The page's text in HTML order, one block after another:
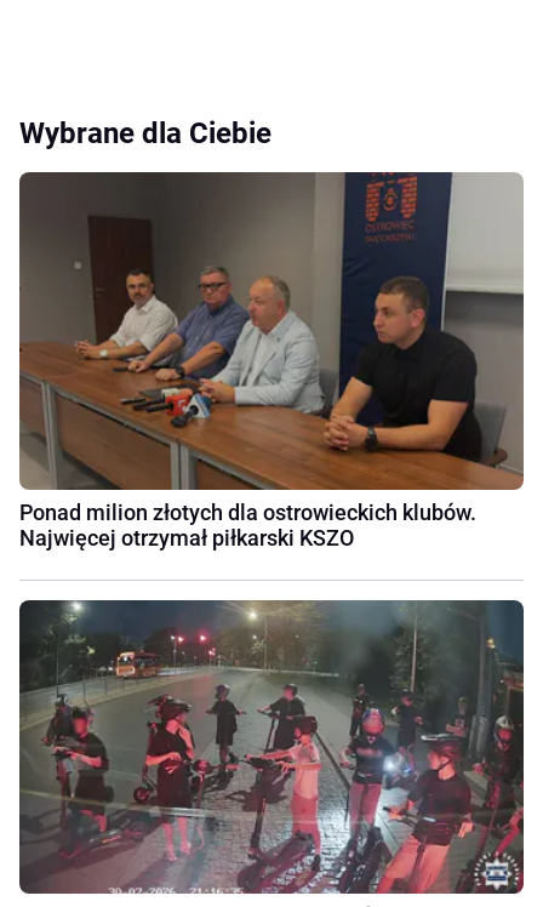
Wybrane dla Ciebie
Ponad milion złotych dla ostrowieckich klubów.
Najwięcej otrzymał piłkarski KSZO